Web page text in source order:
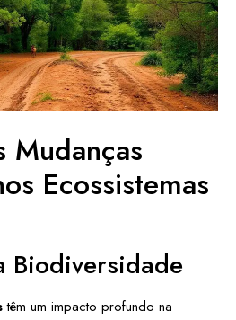
Mudanças
Ecossistemas
Biodiversidade
têm um impacto profundo na